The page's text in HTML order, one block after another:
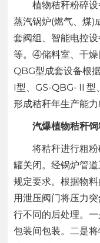
植物秸秆粉碎设
蒸汽锅炉(燃气、煤)
套阀组、智能电控
等。④储料室、干
QBG型成套设备根
I型、GS-QBG-Ⅱ型
形成秸秆年生产能
汽爆植物秸秆
将秸秆进行粗粉
罐关闭。经锅炉管
规定要求。根据物
用泄压阀门将压力
行不同的后处理。
包装间包装。二是